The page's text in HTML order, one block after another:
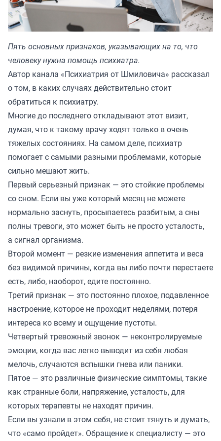
Пять основных признаков, указывающих на то, что
человеку нужна помощь психиатра.
Автор канала «Психиатрия от Шмиловича» рассказал
о том, в каких случаях действительно стоит
обратиться к психиатру.
Многие до последнего откладывают этот визит,
думая, что к такому врачу ходят только в очень
тяжелых состояниях. На самом деле, психиатр
помогает с самыми разными проблемами, которые
сильно мешают жить.
Первый серьезный признак — это стойкие проблемы
со сном. Если вы уже который месяц не можете
нормально заснуть, просыпаетесь разбитым, а сны
полны тревоги, это может быть не просто усталость,
а сигнал организма.
Второй момент — резкие изменения аппетита и веса
без видимой причины, когда вы либо почти перестаете
есть, либо, наоборот, едите постоянно.
Третий признак — это постоянно плохое, подавленное
настроение, которое не проходит неделями, потеря
интереса ко всему и ощущение пустоты.
Четвертый тревожный звонок — неконтролируемые
эмоции, когда вас легко выводит из себя любая
мелочь, случаются вспышки гнева или паники.
Пятое — это различные физические симптомы, такие
как странные боли, напряжение, усталость, для
которых терапевты не находят причин.
Если вы узнали в этом себя, не стоит тянуть и думать,
что «само пройдет». Обращение к специалисту — это